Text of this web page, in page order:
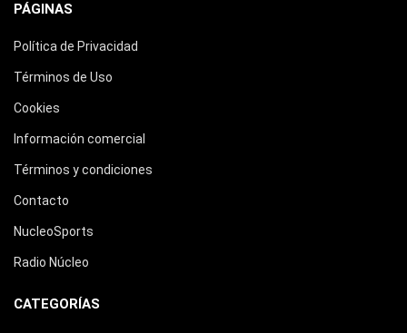
PÁGINAS
Política de Privacidad
Términos de Uso
Cookies
Información comercial
Términos y condiciones
Contacto
NucleoSports
Radio Núcleo
CATEGORÍAS